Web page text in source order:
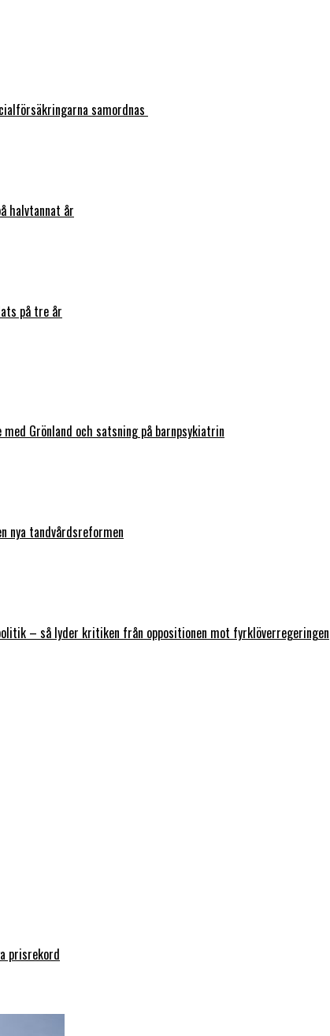
samordnas
halvtannat år
på tre år
Grönland och satsning på barnpsykiatrin
nya tandvårdsreformen
– så lyder kritiken från oppositionen mot fyrklöverregeringen
prisrekord